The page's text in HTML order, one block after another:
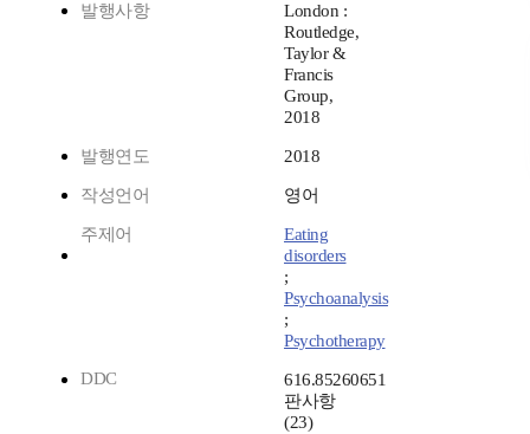
발행사항
London :
Routledge,
Taylor &
Francis
Group,
2018
발행연도 2018
작성언어 영어
주제어
Eating
disorders
;
Psychoanalysis
;
Psychotherapy
DDC
616.85260651
판사항
(23)